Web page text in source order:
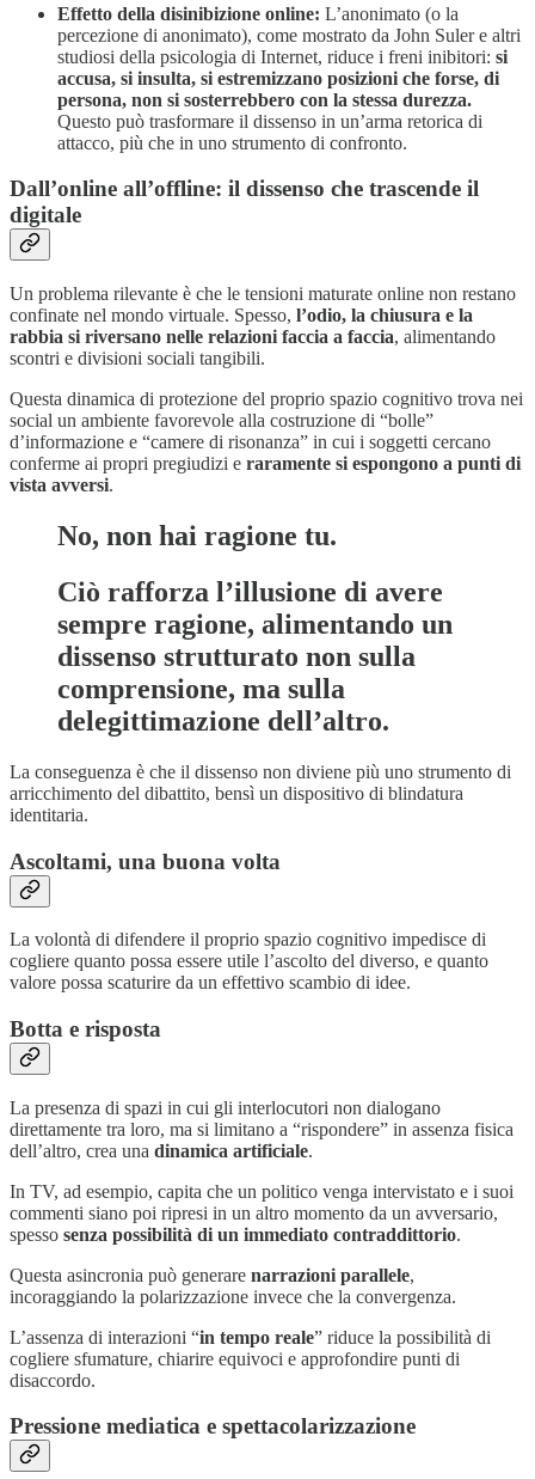
Effetto della disinibizione online: L’anonimato (o la
percezione di anonimato), come mostrato da John Suler e altri
studiosi della psicologia di Internet, riduce i freni inibitori: si
accusa, si insulta, si estremizzano posizioni che forse, di
persona, non si sosterrebbero con la stessa durezza.
Questo può trasformare il dissenso in un’arma retorica di
attacco, più che in uno strumento di confronto.
Dall’online all’offline: il dissenso che trascende il
digitale
Un problema rilevante è che le tensioni maturate online non restano
confinate nel mondo virtuale. Spesso, l’odio, la chiusura e la
rabbia si riversano nelle relazioni faccia a faccia, alimentando
scontri e divisioni sociali tangibili.
Questa dinamica di protezione del proprio spazio cognitivo trova nei
social un ambiente favorevole alla costruzione di “bolle”
d’informazione e “camere di risonanza” in cui i soggetti cercano
conferme ai propri pregiudizi e raramente si espongono a punti di
vista avversi.
No, non hai ragione tu.
Ciò rafforza l’illusione di avere
sempre ragione, alimentando un
dissenso strutturato non sulla
comprensione, ma sulla
delegittimazione dell’altro.
La conseguenza è che il dissenso non diviene più uno strumento di
arricchimento del dibattito, bensì un dispositivo di blindatura
identitaria.
Ascoltami, una buona volta
La volontà di difendere il proprio spazio cognitivo impedisce di
cogliere quanto possa essere utile l’ascolto del diverso, e quanto
valore possa scaturire da un effettivo scambio di idee.
Botta e risposta
La presenza di spazi in cui gli interlocutori non dialogano
direttamente tra loro, ma si limitano a “rispondere” in assenza fisica
dell’altro, crea una dinamica artificiale.
In TV, ad esempio, capita che un politico venga intervistato e i suoi
commenti siano poi ripresi in un altro momento da un avversario,
spesso senza possibilità di un immediato contraddittorio.
Questa asincronia può generare narrazioni parallele,
incoraggiando la polarizzazione invece che la convergenza.
L’assenza di interazioni “in tempo reale” riduce la possibilità di
cogliere sfumature, chiarire equivoci e approfondire punti di
disaccordo.
Pressione mediatica e spettacolarizzazione